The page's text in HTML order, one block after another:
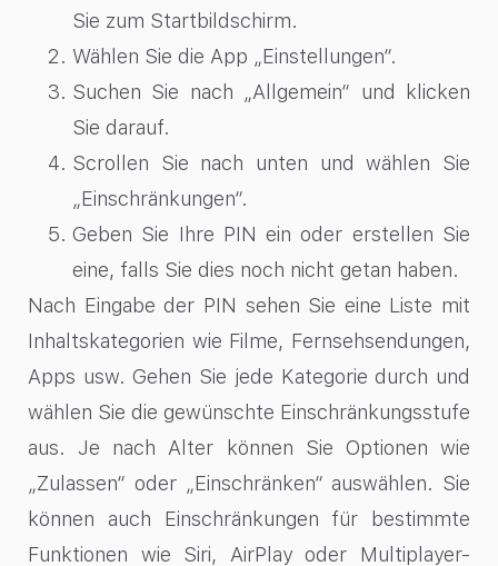
Sie zum Startbildschirm.
Wählen Sie die App „Einstellungen“.
Suchen Sie nach „Allgemein“ und klicken
Sie darauf.
Scrollen Sie nach unten und wählen Sie
„Einschränkungen“.
Geben Sie Ihre PIN ein oder erstellen Sie
eine, falls Sie dies noch nicht getan haben.
Nach Eingabe der PIN sehen Sie eine Liste mit
Inhaltskategorien wie Filme, Fernsehsendungen,
Apps usw. Gehen Sie jede Kategorie durch und
wählen Sie die gewünschte Einschränkungsstufe
aus. Je nach Alter können Sie Optionen wie
„Zulassen“ oder „Einschränken“ auswählen. Sie
können auch Einschränkungen für bestimmte
Funktionen wie Siri, AirPlay oder Multiplayer-